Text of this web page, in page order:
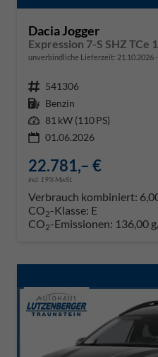
Dacia Jogger
Expression 7-S SHZ TCe
unverbindliche Lieferzeit: 21.10.2026
Fahrzeugnr. 541306
Kraftstoff Benzin
Leistung 81 kW (110 PS)
01.06.2026
22.781,– €
incl. 19% MwSt.
Verbrauch kombiniert:
CO2-Klasse: E
CO2-Emissionen: 136,00